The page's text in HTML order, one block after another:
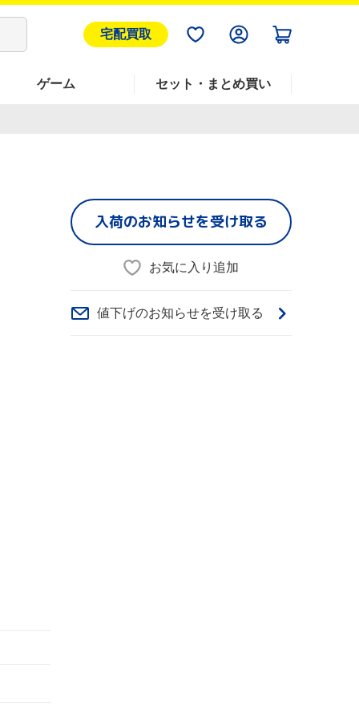
宅配買取
ゲーム セット・まとめ買い
入荷のお知らせを受け取る
お気に入り追加
値下げのお知らせを受け取る